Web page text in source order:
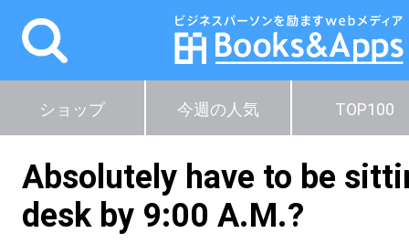
ショップ 今週の人気 TOP100
Absolutely have to be
desk by 9:00 A.M.?